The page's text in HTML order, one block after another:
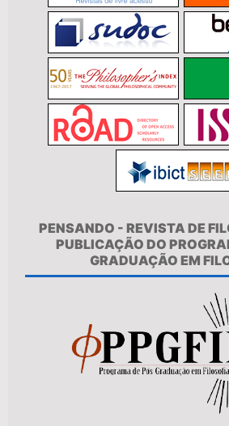
PENSANDO - REVISTA DE
PUBLICAÇÃO DO
GRADUAÇÃO EM